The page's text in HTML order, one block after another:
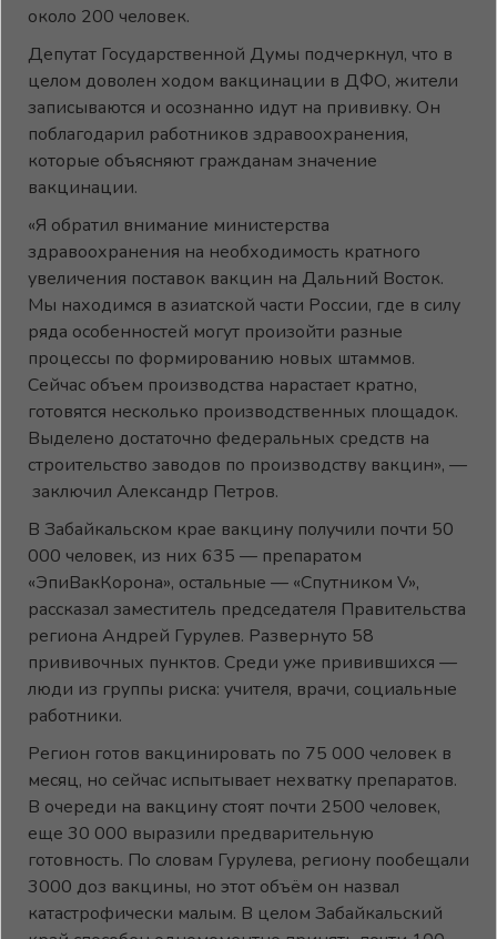
около 200 человек.
Депутат Государственной Думы подчеркнул, что в
целом доволен ходом вакцинации в ДФО, жители
записываются и осознанно идут на прививку. Он
поблагодарил работников здравоохранения,
которые объясняют гражданам значение
вакцинации.
«Я обратил внимание министерства
здравоохранения на необходимость кратного
увеличения поставок вакцин на Дальний Восток.
Мы находимся в азиатской части России, где в силу
ряда особенностей могут произойти разные
процессы по формированию новых штаммов.
Сейчас объем производства нарастает кратно,
готовятся несколько производственных площадок.
Выделено достаточно федеральных средств на
строительство заводов по производству вакцин», —
заключил Александр Петров.
В Забайкальском крае вакцину получили почти 50
000 человек, из них 635 — препаратом
«ЭпиВакКорона», остальные — «Спутником V»,
рассказал заместитель председателя Правительства
региона Андрей Гурулев. Развернуто 58
прививочных пунктов. Среди уже привившихся —
люди из группы риска: учителя, врачи, социальные
работники.
Регион готов вакцинировать по 75 000 человек в
месяц, но сейчас испытывает нехватку препаратов.
В очереди на вакцину стоят почти 2500 человек,
еще 30 000 выразили предварительную
готовность. По словам Гурулева, региону пообещали
3000 доз вакцины, но этот объём он назвал
катастрофически малым. В целом Забайкальский